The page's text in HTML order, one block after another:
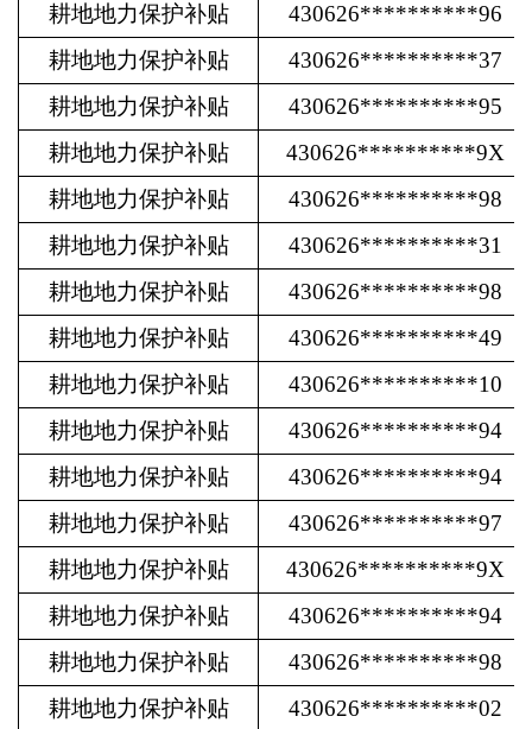
耕地地力保护补贴
430626**********96
耕地地力保护补贴
430626**********37
耕地地力保护补贴
430626**********95
耕地地力保护补贴
430626**********9X
耕地地力保护补贴
430626**********98
耕地地力保护补贴
430626**********31
耕地地力保护补贴
430626**********98
耕地地力保护补贴
430626**********49
耕地地力保护补贴
430626**********10
耕地地力保护补贴
430626**********94
耕地地力保护补贴
430626**********94
耕地地力保护补贴
430626**********97
耕地地力保护补贴
430626**********9X
耕地地力保护补贴
430626**********94
耕地地力保护补贴
430626**********98
耕地地力保护补贴
430626**********02